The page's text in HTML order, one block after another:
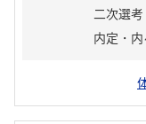
二次選考
内定・